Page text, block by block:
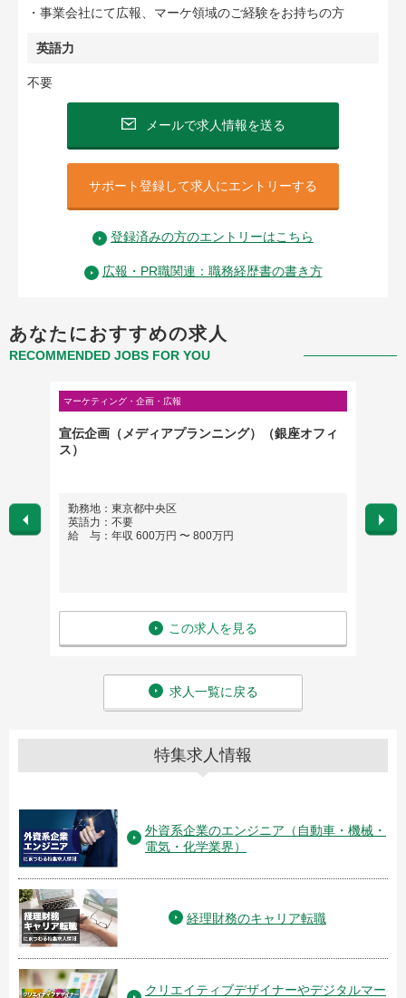
・事業会社にて広報、マーケ領域のご経験をお持ちの方
英語力
不要
メールで求人情報を送る
サポート登録して求人にエントリーする
登録済みの方のエントリーはこちら
広報・PR職関連：職務経歴書の書き方
あなたにおすすめの求人
RECOMMENDED JOBS FOR YOU
マーケティング・企画・広報
宣伝企画（メディアプランニング）（銀座オフィ
ス）
勤務地：東京都中央区
英語力：不要
給 与：年収 600万円 〜 800万円
この求人を見る
勤務
英語
給 与
求人一覧に戻る
特集求人情報
外資系企業のエンジニア（自動車・機械・
電気・化学業界）
経理財務のキャリア転職
クリエイティブデザイナーやデジタルマー